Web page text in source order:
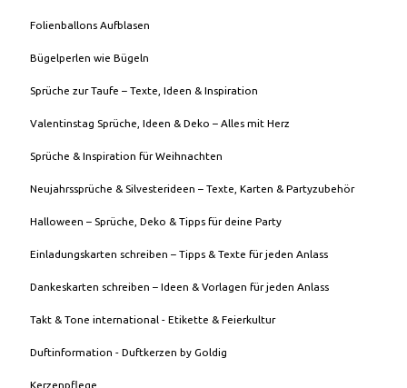
Folienballons Aufblasen
Bügelperlen wie Bügeln
Sprüche zur Taufe – Texte, Ideen & Inspiration
Valentinstag Sprüche, Ideen & Deko – Alles mit Herz
Sprüche & Inspiration für Weihnachten
Neujahrssprüche & Silvesterideen – Texte, Karten & Partyzubehör
Halloween – Sprüche, Deko & Tipps für deine Party
Einladungskarten schreiben – Tipps & Texte für jeden Anlass
Dankeskarten schreiben – Ideen & Vorlagen für jeden Anlass
Takt & Tone international - Etikette & Feierkultur
Duftinformation - Duftkerzen by Goldig
Kerzenpflege